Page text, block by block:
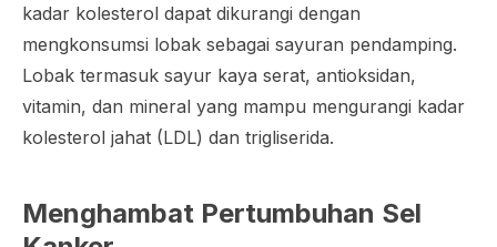
kadar kolesterol dapat dikurangi dengan
mengkonsumsi lobak sebagai sayuran pendamping.
Lobak termasuk sayur kaya serat, antioksidan,
vitamin, dan mineral yang mampu mengurangi kadar
kolesterol jahat (LDL) dan trigliserida.
Menghambat Pertumbuhan Sel